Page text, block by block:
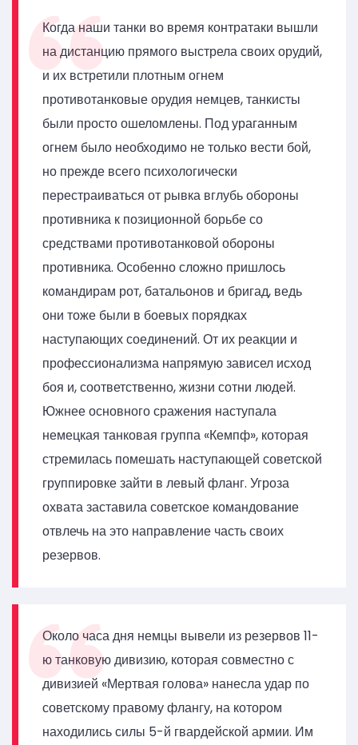
Когда наши танки во время контратаки вышли
на дистанцию прямого выстрела своих орудий,
и их встретили плотным огнем
противотанковые орудия немцев, танкисты
были просто ошеломлены. Под ураганным
огнем было необходимо не только вести бой,
но прежде всего психологически
перестраиваться от рывка вглубь обороны
противника к позиционной борьбе со
средствами противотанковой обороны
противника. Особенно сложно пришлось
командирам рот, батальонов и бригад, ведь
они тоже были в боевых порядках
наступающих соединений. От их реакции и
профессионализма напрямую зависел исход
боя и, соответственно, жизни сотни людей.
Южнее основного сражения наступала
немецкая танковая группа «Кемпф», которая
стремилась помешать наступающей советской
группировке зайти в левый фланг. Угроза
охвата заставила советское командование
отвлечь на это направление часть своих
резервов.
Около часа дня немцы вывели из резервов 11-
ю танковую дивизию, которая совместно с
дивизией «Мертвая голова» нанесла удар по
советскому правому флангу, на котором
находились силы 5-й гвардейской армии. Им